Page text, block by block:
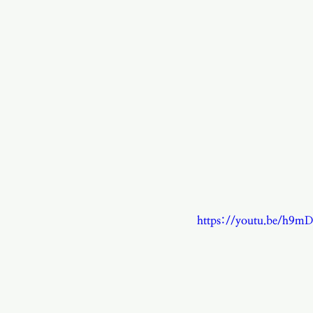
https://youtu.be/